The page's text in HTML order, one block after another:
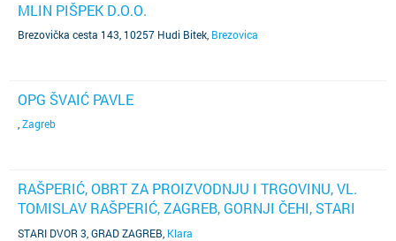
MLIN PIŠPEK D.O.O.
Brezovička cesta 143, 10257 Hudi Bitek Brezovica
OPG ŠVAIĆ PAVLE
Zagreb
RAŠPERIĆ, OBRT ZA PROIZVODNJU I TRGOVINU, VL.
TOMISLAV RAŠPERIĆ, ZAGREB, GORNJI ČEHI, STARI
DVOR 3
STARI DVOR 3, GRAD ZAGREB Klara